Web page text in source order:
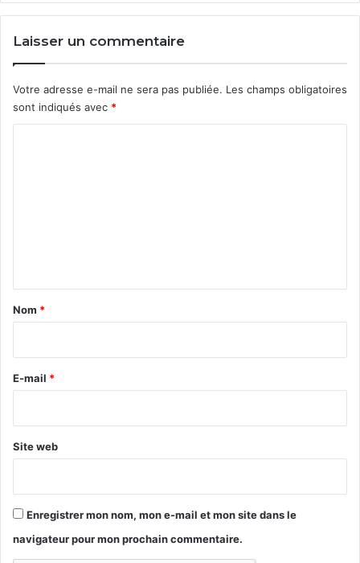
Laisser un commentaire
Votre adresse e-mail ne sera pas publiée. Les champs obligatoires
sont indiqués avec *
a
e
Nom *
E-mail *
Site web
Enregistrer mon nom, mon e-mail et mon site dans le
navigateur pour mon prochain commentaire.